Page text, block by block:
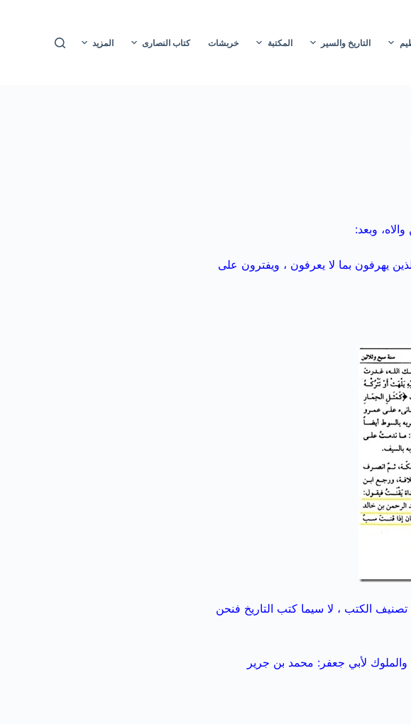
التاريخ والسير المكتبة خربشات كتاب النصارى المزيد
وبعد:
يهرفون بما لا يعرفون ، ويفترون على
الكتب ، لا سيما كتب التاريخ فنحن
والملوك لأبي جعفر: محمد بن جرير